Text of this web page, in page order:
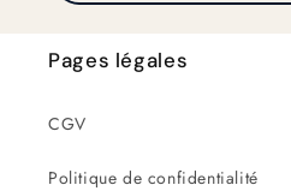
Pages légales
CGV
Politique de confidentialité